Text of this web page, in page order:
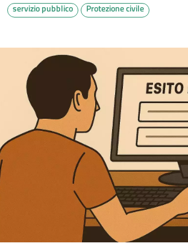
servizio pubblico Protezione civile